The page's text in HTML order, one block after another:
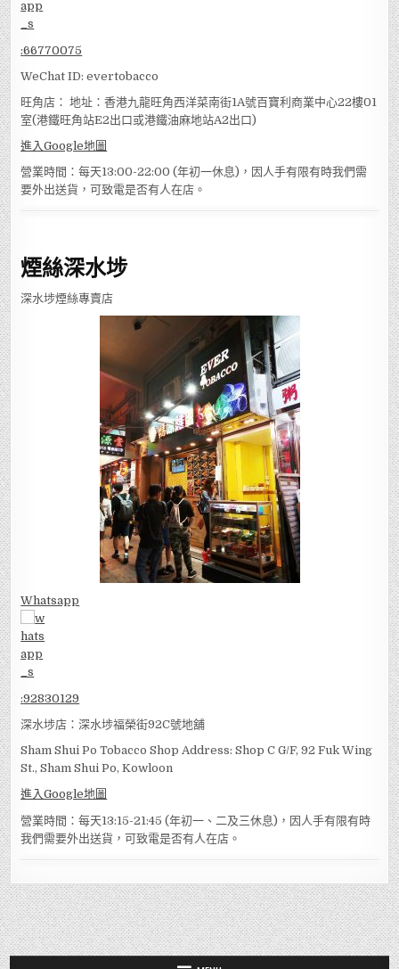
:66770075
WeChat ID: evertobacco
旺角店： 地址：香港九龍旺角西洋菜南街1A號百寶利商業中心22樓01
室(港鐵旺角站E2出口或港鐵油麻地站A2出口)
進入Google地圖
營業時間：每天13:00-22:00 (年初一休息)，因人手有限有時我們需
要外出送貨，可致電是否有人在店。
煙絲深水埗
深水埗煙絲專賣店
Whatsapp
:92830129
深水埗店：深水埗福榮街92C號地舖
Sham Shui Po Tobacco Shop Address: Shop C G/F, 92 Fuk Wing
St., Sham Shui Po, Kowloon
進入Google地圖
營業時間：每天13:15-21:45 (年初一、二及三休息)，因人手有限有時
我們需要外出送貨，可致電是否有人在店。